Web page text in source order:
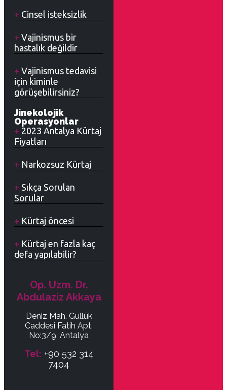
Cinsel isteksizlik
Vajinismus bir
hastalık değildir
Vajinismus tedavisi
için kiminle
görüşebilirsiniz?
Jinekolojik
Operasyonlar
2023 Antalya Kürtaj
Fiyatları
Narkozsuz Kürtaj
Sıkça Sorulan
Sorular
Kürtaj öncesi
Kürtaj en fazla kaç
defa yapılabilir?
Op. Uzm. Dr.
Abdulaziz Akkaya
Deniz Mah. Güllük
Caddesi Fatih Apt.
No:3/9, Antalya
Tel: +90 532 314
7404